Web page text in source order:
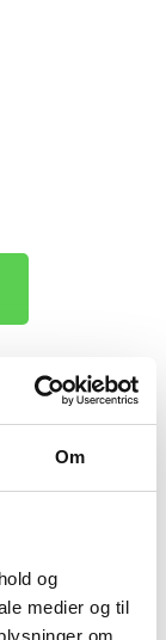
Om
og
medier og til
om
100 dages
returret